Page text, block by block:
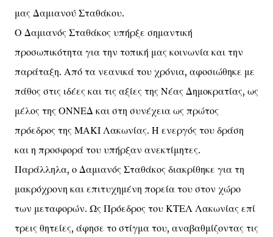
μας Δαμιανού Σταθάκου.
Ο Δαμιανός Σταθάκος υπήρξε σημαντική
προσωπικότητα για την τοπική μας κοινωνία και την
παράταξη. Από τα νεανικά του χρόνια, αφοσιώθηκε με
πάθος στις ιδέες και τις αξίες της Νέας Δημοκρατίας, ως
μέλος της ΟΝΝΕΔ και στη συνέχεια ως πρώτος
πρόεδρος της ΜΑΚΙ Λακωνίας. Η ενεργός του δράση
και η προσφορά του υπήρξαν ανεκτίμητες.
Παράλληλα, ο Δαμιανός Σταθάκος διακρίθηκε για τη
μακρόχρονη και επιτυχημένη πορεία του στον χώρο
των μεταφορών. Ως Πρόεδρος του ΚΤΕΛ Λακωνίας επί
τρεις θητείες, άφησε το στίγμα του, αναβαθμίζοντας τις